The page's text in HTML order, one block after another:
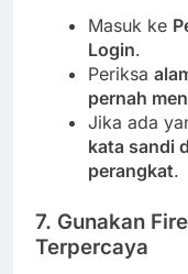
Masuk ke
Login.
Periksa
pernah
Jika ada
kata sandi
perangkat.
7. Gunakan
Terpercaya